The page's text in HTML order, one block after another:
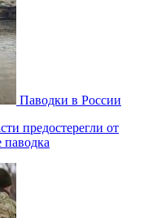
Паводки в России
предостерегли от
паводка